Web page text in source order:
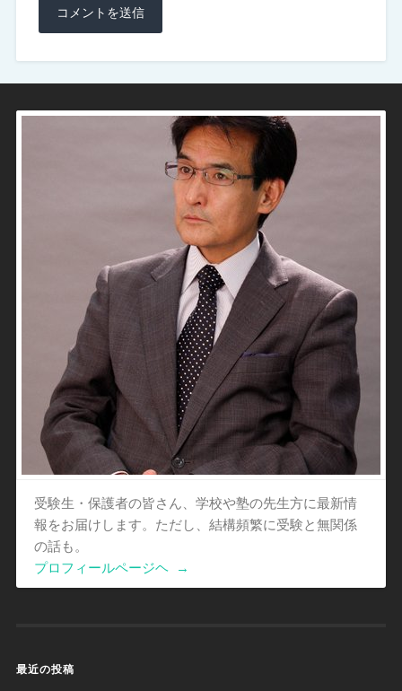
受験生・保護者の皆さん、学校や塾の先生方に最新情
報をお届けします。ただし、結構頻繁に受験と無関係
の話も。
プロフィールページヘ
→
最近の投稿